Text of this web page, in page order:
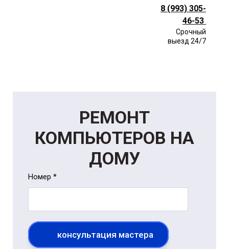
8 (993) 305-
46-53
Срочный
выезд 24/7
РЕМОНТ
КОМПЬЮТЕРОВ НА
ДОМУ
Номер *
консультация мастера